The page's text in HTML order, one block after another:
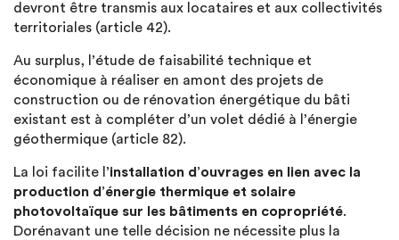
devront être transmis aux locataires et aux collectivités
territoriales (article 42).
Au surplus, l’étude de faisabilité technique et
économique à réaliser en amont des projets de
construction ou de rénovation énergétique du bâti
existant est à compléter d’un volet dédié à l’énergie
géothermique (article 82).
La loi facilite l’installation d’ouvrages en lien avec la
production d’énergie thermique et solaire
photovoltaïque sur les bâtiments en copropriété.
Dorénavant une telle décision ne nécessite plus la